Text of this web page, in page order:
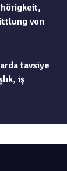
von
tavsiye
iş